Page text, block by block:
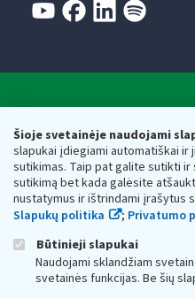
Šioje svetainėje naudojami
slapukai įdiegiami automatiškai ir
sutikimas. Taip pat galite sutikti ir
sutikimą bet kada galėsite
nustatymus ir ištrindami įrašytus
Slapukų politika
; Privatumo
Būtinieji slapukai
Naudojami sklandžiam
svetainės funkcijas. Be šių
Respublikos finansų
Biudžetinė įstaiga. Juridinio
adresas: Vasario 16-osios g. 14,
vmi@vmi.lt, E. pristatymo dėžutės
Duomenys apie Valstybinę
Respublikos finansų ministerijos